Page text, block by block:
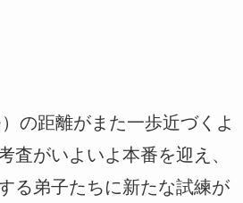
の距離がまた一歩近づくよ
査がいよいよ本番を迎え、
る弟子たちに新たな試練が